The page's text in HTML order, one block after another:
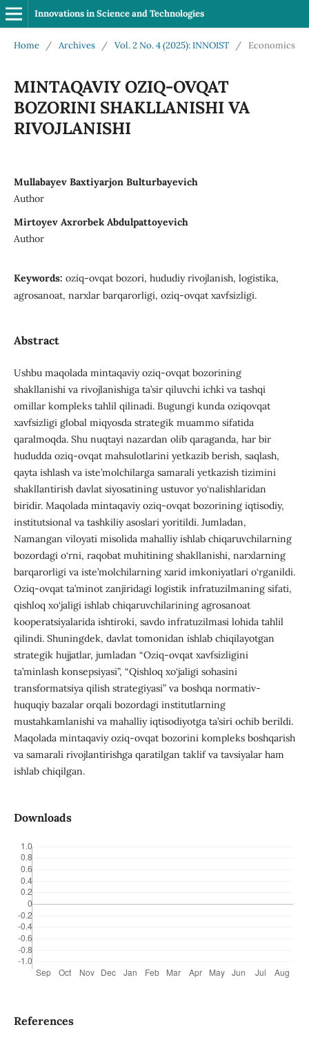
Innovations in Science and Technologies
Home / Archives / Vol. 2 No. 4 (2025): INNOIST / Economics
MINTAQAVIY OZIQ-OVQAT
BOZORINI SHAKLLANISHI VA
RIVOJLANISHI
Mullabayev Baxtiyarjon Bulturbayevich
Author
Mirtoyev Axrorbek Abdulpattoyevich
Author
Keywords: oziq-ovqat bozori, hududiy rivojlanish, logistika,
agrosanoat, narxlar barqarorligi, oziq-ovqat xavfsizligi.
Abstract
Ushbu maqolada mintaqaviy oziq-ovqat bozorining
shakllanishi va rivojlanishiga ta’sir qiluvchi ichki va tashqi
omillar kompleks tahlil qilinadi. Bugungi kunda oziqovqat
xavfsizligi global miqyosda strategik muammo sifatida
qaralmoqda. Shu nuqtayi nazardan olib qaraganda, har bir
hududda oziq-ovqat mahsulotlarini yetkazib berish, saqlash,
qayta ishlash va iste’molchilarga samarali yetkazish tizimini
shakllantirish davlat siyosatining ustuvor yo‘nalishlaridan
biridir. Maqolada mintaqaviy oziq-ovqat bozorining iqtisodiy,
institutsional va tashkiliy asoslari yoritildi. Jumladan,
Namangan viloyati misolida mahalliy ishlab chiqaruvchilarning
bozordagi o‘rni, raqobat muhitining shakllanishi, narxlarning
barqarorligi va iste’molchilarning xarid imkoniyatlari o‘rganildi.
Oziq-ovqat ta’minot zanjiridagi logistik infratuzilmaning sifati,
qishloq xo‘jaligi ishlab chiqaruvchilarining agrosanoat
kooperatsiyalarida ishtiroki, savdo infratuzilmasi lohida tahlil
qilindi. Shuningdek, davlat tomonidan ishlab chiqilayotgan
strategik hujjatlar, jumladan “Oziq-ovqat xavfsizligini
ta’minlash konsepsiyasi”, “Qishloq xo‘jaligi sohasini
transformatsiya qilish strategiyasi” va boshqa normativ-
huquqiy bazalar orqali bozordagi institutlarning
mustahkamlanishi va mahalliy iqtisodiyotga ta’siri ochib berildi.
Maqolada mintaqaviy oziq-ovqat bozorini kompleks boshqarish
va samarali rivojlantirishga qaratilgan taklif va tavsiyalar ham
ishlab chiqilgan.
Downloads
References